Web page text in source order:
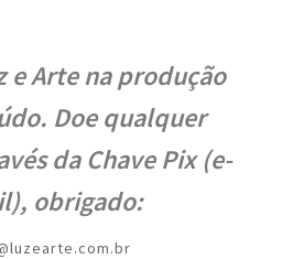
e Arte na produção
Doe qualquer
da Chave Pix (e-
obrigado: